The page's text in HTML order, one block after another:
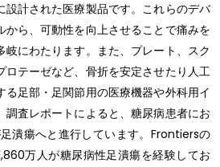
設計された医療製品です。これらのデバ
から、可動性を向上させることで痛みを
にわたります。また、プレート、スク
ロテーゼなど、骨折を安定させたり人工
足部・足関節用の医療機器や外科用イ
調査レポートによると、糖尿病患者にお
潰瘍へと進行しています。Frontiersの
万人が糖尿病性足潰瘍を経験してお